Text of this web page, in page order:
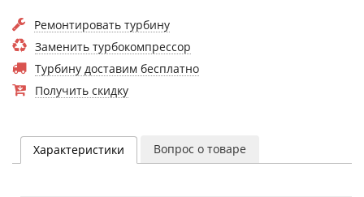
Ремонтировать турбину
Заменить турбокомпрессор
Турбину доставим бесплатно
Получить скидку
Характеристики Вопрос о товаре